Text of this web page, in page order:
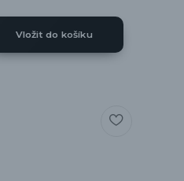
Vložit do košíku